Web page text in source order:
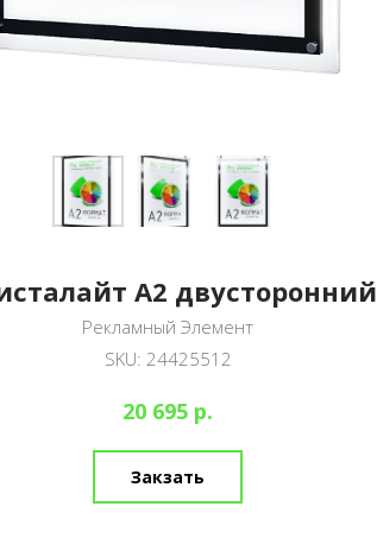
А2 двусторонний
Рекламный Элемент
SKU: 24425512
20 695 р.
Закзать